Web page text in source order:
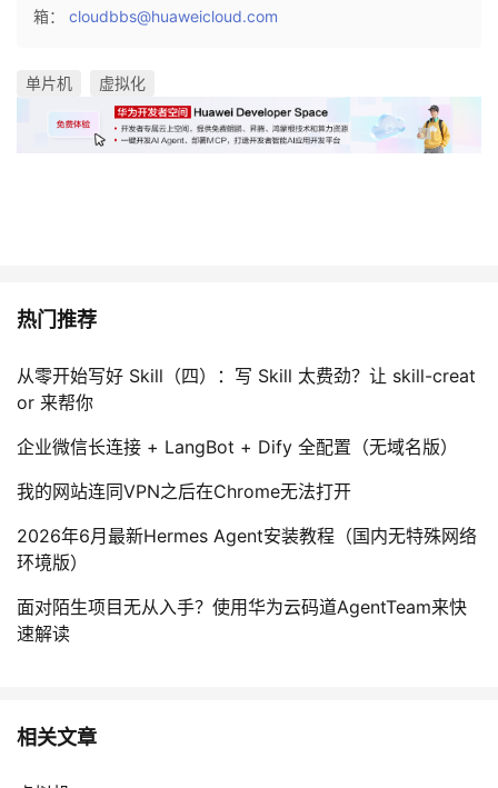
箱： cloudbbs@huaweicloud.com
单片机 虚拟化
热门推荐
从零开始写好 Skill（四）：写 Skill 太费劲？让 skill-creat
or 来帮你
企业微信长连接 + LangBot + Dify 全配置（无域名版）
我的网站连同VPN之后在Chrome无法打开
2026年6月最新Hermes Agent安装教程（国内无特殊网络
环境版）
面对陌生项目无从入手？使用华为云码道AgentTeam来快
速解读
相关文章